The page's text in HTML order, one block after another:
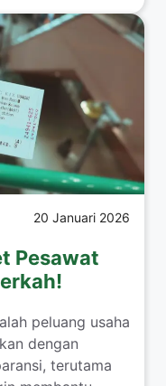
20 Januari 2026
Pesawat
peluang usaha
dengan
terutama